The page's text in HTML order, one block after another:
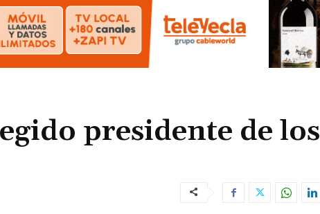
presidente de los